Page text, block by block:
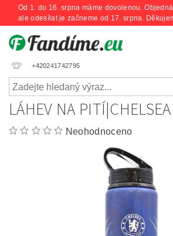
Od 1. do 16. srpna máme dovolenou.
ale odesílat je začneme od 17. srpna.
+420241742795
LÁHEV NA
Neohodnoceno